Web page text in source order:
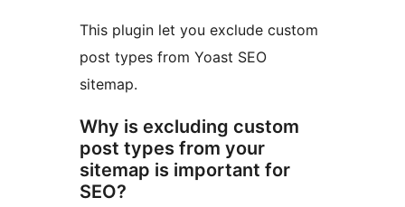
This plugin let you exclude custom
post types from Yoast SEO
sitemap.
Why is excluding custom
post types from your
sitemap is important for
SEO?